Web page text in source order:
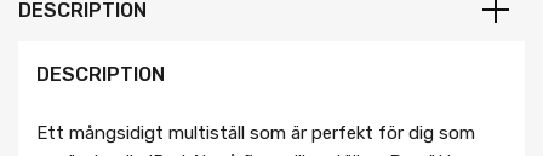
DESCRIPTION
DESCRIPTION
Ett mångsidigt multiställ som är perfekt för dig som